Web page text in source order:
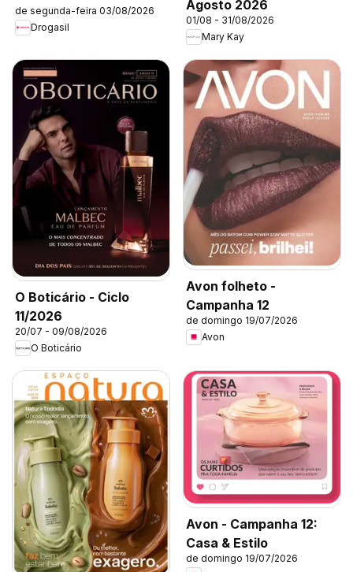
de segunda-feira 03/08/2026
Drogasil
Agosto 2026
01/08 - 31/08/2026
Mary Kay
O Boticário - Ciclo
11/2026
20/07 - 09/08/2026
O Boticário
Avon folheto -
Campanha 12
de domingo 19/07/2026
Avon
Avon - Campanha 12:
Casa & Estilo
de domingo 19/07/2026